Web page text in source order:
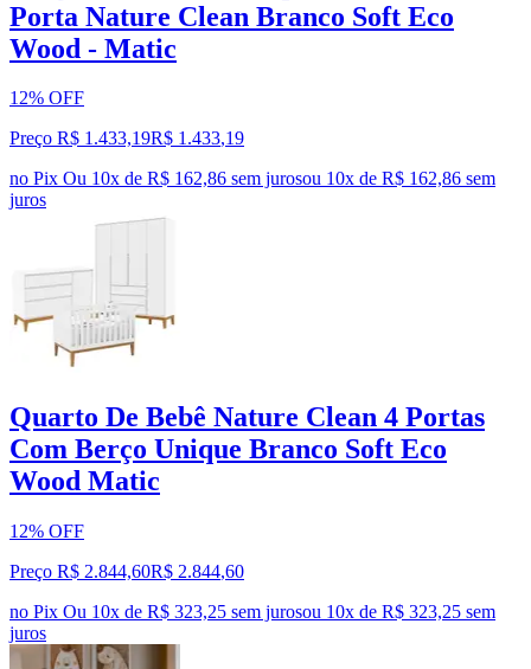
Porta Nature Clean Branco Soft Eco
Wood - Matic
12% OFF
Preço R$ 1.433,19R$ 1.433,19
no Pix Ou 10x de R$ 162,86 sem jurosou 10x de R$ 162,86 sem
juros
Quarto De Bebê Nature Clean 4 Portas
Com Berço Unique Branco Soft Eco
Wood Matic
12% OFF
Preço R$ 2.844,60R$ 2.844,60
no Pix Ou 10x de R$ 323,25 sem jurosou 10x de R$ 323,25 sem
juros